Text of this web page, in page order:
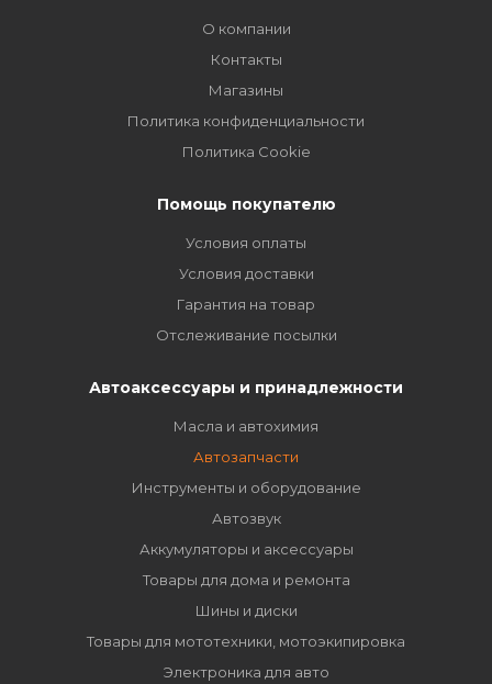
О компании
Контакты
Магазины
Политика конфиденциальности
Политика Cookie
Помощь покупателю
Условия оплаты
Условия доставки
Гарантия на товар
Отслеживание посылки
Автоаксессуары и принадлежности
Масла и автохимия
Автозапчасти
Инструменты и оборудование
Автозвук
Аккумуляторы и аксессуары
Товары для дома и ремонта
Шины и диски
Товары для мототехники, мотоэкипировка
Электроника для авто